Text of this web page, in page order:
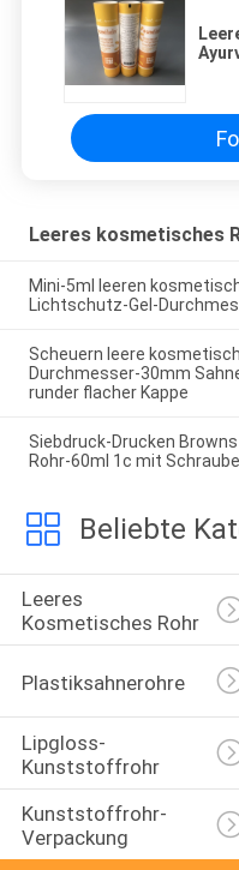
Leeres kosmetisches
Mini-5ml leeren
Lichtschutz-Gel-
Scheuern leere
Durchmesser-30mm
runder flacher Kappe
Siebdruck-Drucken
Rohr-60ml 1c mit
Beliebte
Leeres
Kosmetisches Rohr
Plastiksahnerohre
Lipgloss-
Kunststoffrohr
Kunststoffrohr-
Verpackung